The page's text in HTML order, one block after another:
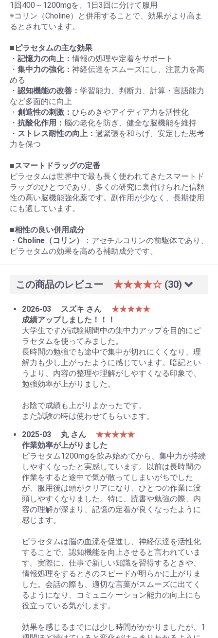
1回400～1200mgを、1日3回に分けて服用
※コリン（Choline）と併用することで、効果がより高ま
るとされています。
■ ピラセタムの主な効果
・ 記憶力の向上：情報の処理や定着をサポート
・ 集中力の強化： 神経伝達をスムーズにし、注意力を高
める
・ 認知機能の改善： 学習能力、判断力、計算・言語能力
など多面的に向上
・ 創造性の刺激： ひらめきやアイディア力を活性化
・ 抗酸化作用： 脳の老化を防ぎ、健全な脳機能を維持
・ ストレス耐性の向上： 過緊張を和らげ、安定した思考
力を保つ
■スマートドラッグの定番
ピラセタムは世界中で最も長く使われてきたスマートド
ラッグのひとつであり、多くの研究に裏付けられた信頼
性の高い脳機能強化薬です。副作用が少なく、長期使用
にも適しています。
■相性の良い併用成分
・ Choline（コリン）
：アセチルコリンの前駆体であり、
ピラセタムの効果を高める補助成分です。
この商品のレビュー ★★★★☆ (30)
2026-03 スズキ さん
★★★★★
成績アップしました！！！
大学生ですが試験期間中の集中力アップを目的にピ
ラセタムを使ってみました。
長時間の勉強でも途中で集中が切れにくくなり、理
解力も少し上がったように感じています。暗記とい
うより、内容の整理や理解がしやすくなる印象で、
勉強効率が上がりました。
お陰で成績も上がりよかったです。
また試験の時は使わせてもらいます。
2025-03
丸 さん
★★★★★
作業効率が上がりました
ピラセタム1200mgを飲み始めてから、集中力が持続
しやすくなったと実感しています。以前は長時間の
作業をすると途中で気が散ってしまいがちでした
が、服用後は頭がクリアになり、ひとつの作業に没
頭しやすくなりました。特に、読書や勉強の際、内
容の理解が深まり、記憶の定着が良くなったように
感じます。
ピラセタムは脳の血流を促進し、神経伝達を活性化
することで、認知機能を向上させると言われていま
す。実際に、仕事で新しい知識を習得するときや、
情報処理をするときのスピードが明らかに上がりま
した。会話の際も、適切な言葉がスムーズに出てく
るようになり、コミュニケーション能力の向上にも
役立っている気がします。
効果を感じるまでには少し時間がかかりましたが、1